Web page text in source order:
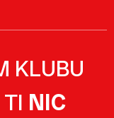
KLUBU
NIC